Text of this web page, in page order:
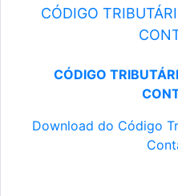
CÓDIGO
CÓDIGO
Download do Código